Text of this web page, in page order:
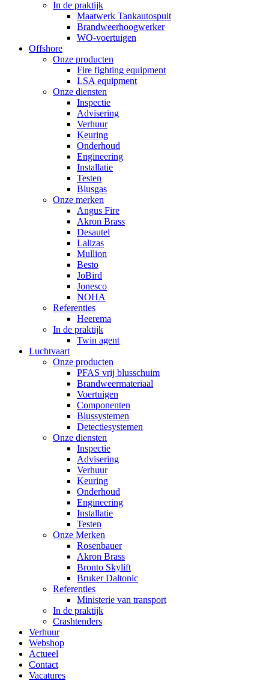
In de praktijk
Maatwerk Tankautospuit
Brandweerhoogwerker
WO-voertuigen
Offshore
Onze producten
Fire fighting equipment
LSA equipment
Onze diensten
Inspectie
Advisering
Verhuur
Keuring
Onderhoud
Engineering
Installatie
Testen
Blusgas
Onze merken
Angus Fire
Akron Brass
Desautel
Lalizas
Mullion
Besto
JoBird
Jonesco
NOHA
Referenties
Heerema
In de praktijk
Twin agent
Luchtvaart
Onze producten
PFAS vrij blusschuim
Brandweermateriaal
Voertuigen
Componenten
Blussystemen
Detectiesystemen
Onze diensten
Inspectie
Advisering
Verhuur
Keuring
Onderhoud
Engineering
Installatie
Testen
Onze Merken
Rosenbauer
Akron Brass
Bronto Skylift
Bruker Daltonic
Referenties
Ministerie van transport
In de praktijk
Crashtenders
Verhuur
Webshop
Actueel
Contact
Vacatures